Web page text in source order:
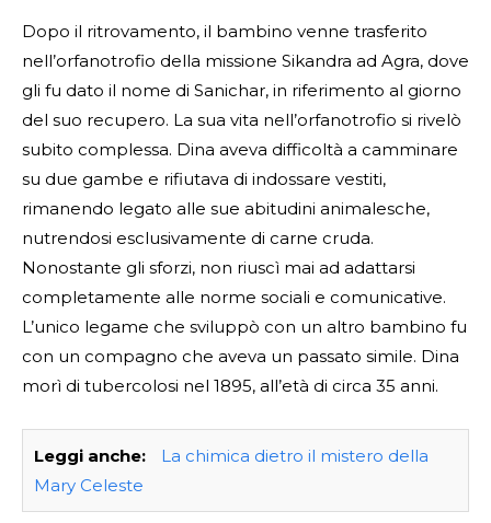
Dopo il ritrovamento, il bambino venne trasferito
nell’orfanotrofio della missione Sikandra ad Agra, dove
gli fu dato il nome di Sanichar, in riferimento al giorno
del suo recupero. La sua vita nell’orfanotrofio si rivelò
subito complessa. Dina aveva difficoltà a camminare
su due gambe e rifiutava di indossare vestiti,
rimanendo legato alle sue abitudini animalesche,
nutrendosi esclusivamente di carne cruda.
Nonostante gli sforzi, non riuscì mai ad adattarsi
completamente alle norme sociali e comunicative.
L’unico legame che sviluppò con un altro bambino fu
con un compagno che aveva un passato simile. Dina
morì di tubercolosi nel 1895, all’età di circa 35 anni.
Leggi anche:
La chimica dietro il mistero della
Mary Celeste